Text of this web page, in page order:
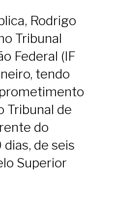
Rodrigo
Tribunal
Federal (IF
tendo
Tribunal de
do
de seis
Superior